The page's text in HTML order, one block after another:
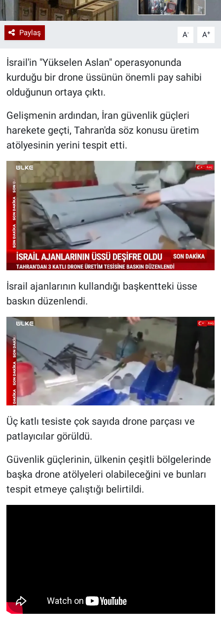
Paylaş A- A+
İsrail'in "Yükselen Aslan" operasyonunda
kurduğu bir drone üssünün önemli pay sahibi
olduğunun ortaya çıktı.
Gelişmenin ardından, İran güvenlik güçleri
harekete geçti, Tahran'da söz konusu üretim
atölyesinin yerini tespit etti.
İsrail ajanlarının kullandığı başkentteki üsse
baskın düzenlendi.
Üç katlı tesiste çok sayıda drone parçası ve
patlayıcılar görüldü.
Güvenlik güçlerinin, ülkenin çeşitli bölgelerinde
başka drone atölyeleri olabileceğini ve bunları
tespit etmeye çalıştığı belirtildi.
Teknoloji
Ramazan